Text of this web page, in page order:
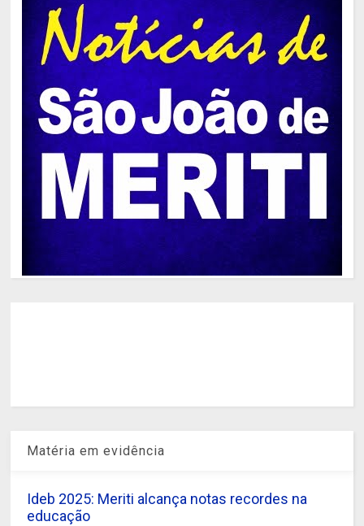
Matéria em evidência
Ideb 2025: Meriti alcança notas recordes na
educação